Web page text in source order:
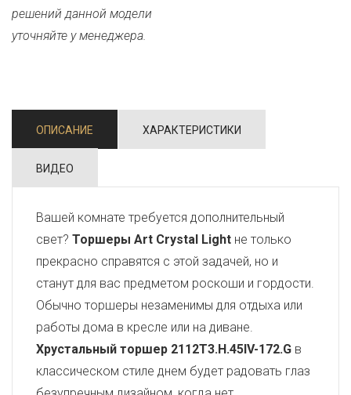
решений данной модели
уточняйте у менеджера.
ОПИСАНИЕ ХАРАКТЕРИСТИКИ
ВИДЕО
Вашей комнате требуется дополнительный
свет? Торшеры Art Crystal Light не только
прекрасно справятся с этой задачей, но и
станут для вас предметом роскоши и гордости.
Обычно торшеры незаменимы для отдыха или
работы дома в кресле или на диване.
Хрустальный торшер 2112T3.H.45IV-172.G в
классическом стиле днем будет радовать глаз